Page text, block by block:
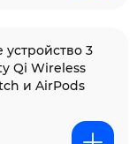
3
Qi Wireless
и AirPods